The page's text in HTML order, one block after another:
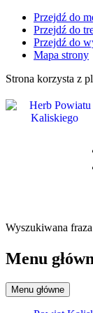
Przejdź do
Przejdź do
Przejdź do
Mapa strony
Strona korzysta z
Wyszukiwana fraza
Menu
Menu główne